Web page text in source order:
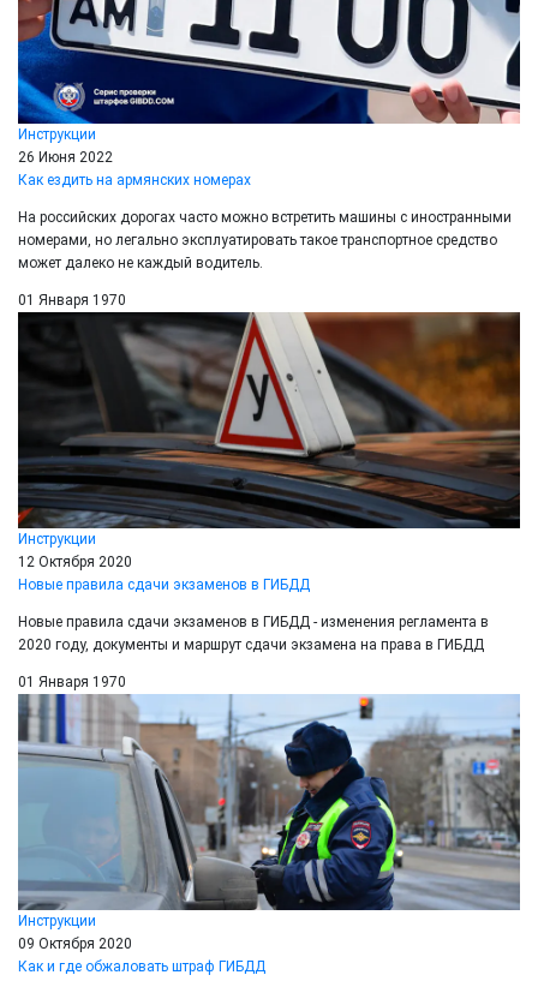
Инструкции
26 Июня 2022
Как ездить на армянских номерах
На российских дорогах часто можно встретить машины с иностранными
номерами, но легально эксплуатировать такое транспортное средство
может далеко не каждый водитель.
01 Января 1970
Инструкции
12 Октября 2020
Новые правила сдачи экзаменов в ГИБДД
Новые правила сдачи экзаменов в ГИБДД - изменения регламента в
2020 году, документы и маршрут сдачи экзамена на права в ГИБДД
01 Января 1970
Инструкции
09 Октября 2020
Как и где обжаловать штраф ГИБДД